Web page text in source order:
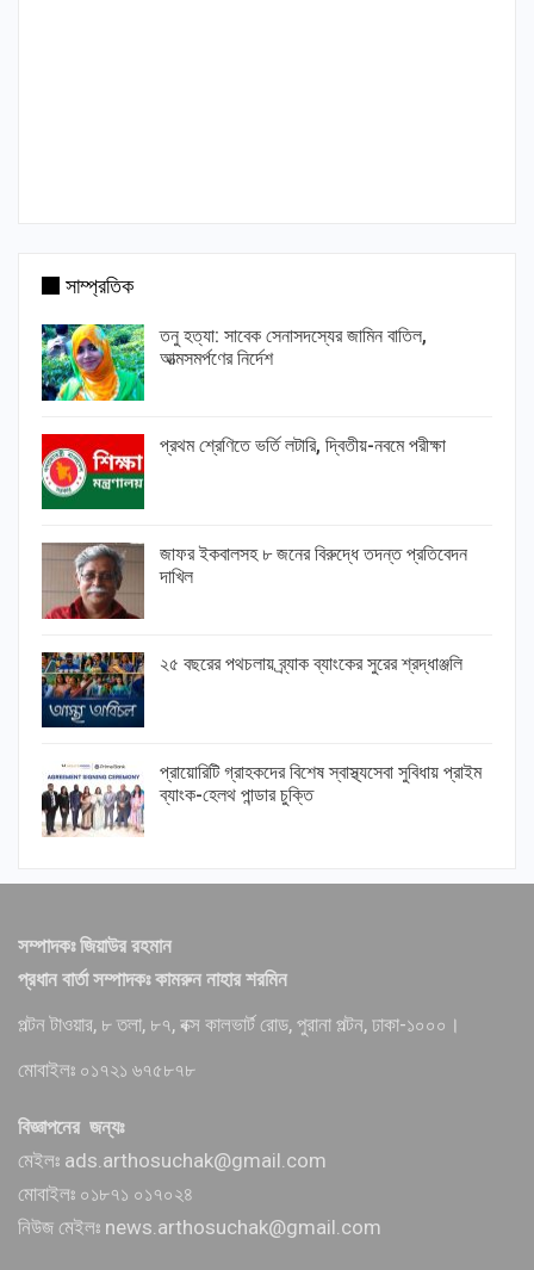
সাম্প্রতিক
তনু হত্যা: সাবেক সেনাসদস্যের জামিন বাতিল,
আত্মসমর্পণের নির্দেশ
প্রথম শ্রেণিতে ভর্তি লটারি, দ্বিতীয়-নবমে পরীক্ষা
জাফর ইকবালসহ ৮ জনের বিরুদ্ধে তদন্ত প্রতিবেদন
দাখিল
২৫ বছরের পথচলায় ব্র্যাক ব্যাংকের সুরের শ্রদ্ধাঞ্জলি
প্রায়োরিটি গ্রাহকদের বিশেষ স্বাস্থ্যসেবা সুবিধায় প্রাইম
ব্যাংক-হেলথ পান্ডার চুক্তি
সম্পাদকঃ জিয়াউর রহমান
প্রধান বার্তা সম্পাদকঃ কামরুন নাহার শরমিন
পল্টন টাওয়ার, ৮ তলা, ৮৭, বক্স কালভার্ট রোড, পুরানা পল্টন, ঢাকা-১০০০।
মোবাইলঃ ০১৭২১ ৬৭৫৮৭৮
বিজ্ঞাপনের জন্যঃ
মেইলঃ ads.arthosuchak@gmail.com
মোবাইলঃ ০১৮৭১ ০১৭০২৪
নিউজ মেইলঃ news.arthosuchak@gmail.com